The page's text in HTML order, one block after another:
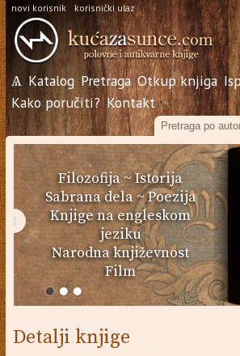
novi korisnik korisnički ulaz
Ѧ Katalog Pretraga Otkup knjiga
Kako poručiti? Kontakt
Filozofija~Istorija
Sabrana dela~Poezija
Knjige na engleskom
jeziku
Narodna književnost
Film
‹
Detalji knjige